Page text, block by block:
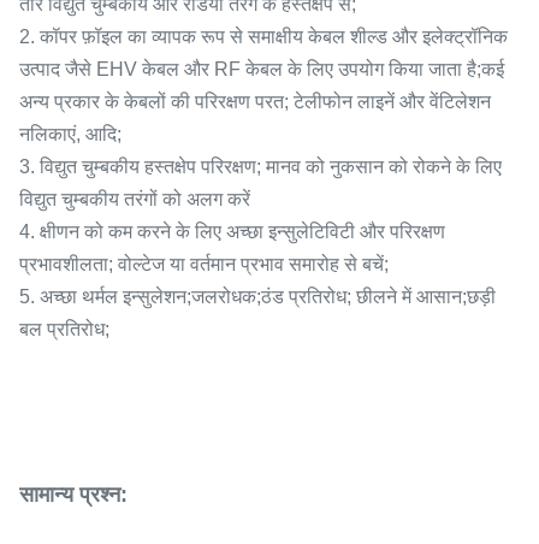
2. कॉपर फ़ॉइल का व्यापक रूप से समाक्षीय केबल शील्ड और इलेक्ट्रॉनिक
उत्पाद जैसे EHV केबल और RF केबल के लिए उपयोग किया जाता है;कई
अन्य प्रकार के केबलों की परिरक्षण परत; टेलीफोन लाइनें और वेंटिलेशन
नलिकाएं, आदि;
3. विद्युत चुम्बकीय हस्तक्षेप परिरक्षण; मानव को नुकसान को रोकने के लिए
विद्युत चुम्बकीय तरंगों को अलग करें
4. क्षीणन को कम करने के लिए अच्छा इन्सुलेटिविटी और परिरक्षण
प्रभावशीलता; वोल्टेज या वर्तमान प्रभाव समारोह से बचें;
5. अच्छा थर्मल इन्सुलेशन;जलरोधक;ठंड प्रतिरोध; छीलने में आसान;छड़ी
बल प्रतिरोध;
सामान्य प्रश्न: